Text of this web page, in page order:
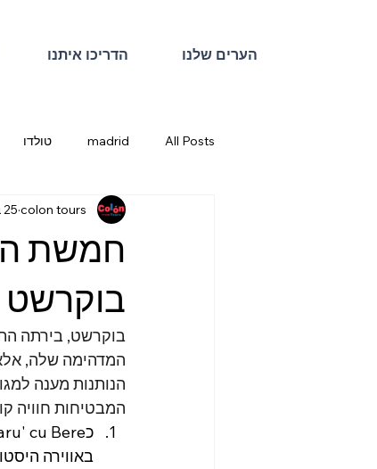
הערים שלנו הדריכו איתנו
All Posts
madrid טולדו
חמשת
בוקרשט
colon tours 25 ביוני 2024
בוקרשט, בירתה
המדהימה שלה,
המבטיחות חוויה
כ